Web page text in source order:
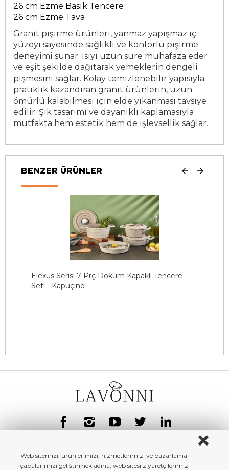
26 cm Ezme Basık Tencere
26 cm Ezme Tava
Granit pişirme ürünleri, yanmaz yapışmaz iç
yüzeyi sayesinde sağlıklı ve konforlu pişirme
deneyimi sunar. Isıyı uzun süre muhafaza eder
ve eşit şekilde dağıtarak yemeklerin dengeli
pişmesini sağlar. Kolay temizlenebilir yapısıyla
pratiklik kazandıran granit ürünlerin, uzun
ömürlü kalabilmesi için elde yıkanması tavsiye
edilir. Şık tasarımı ve dayanıklı kaplamasıyla
mutfakta hem estetik hem de işlevsellik sağlar.
BENZER ÜRÜNLER
Elexus Serisi 7 Prç Döküm Kapaklı Tencere
Seti - Kapuçino
Web sitemizi, ürünlerimizi, hizmetlerimizi ve pazarlama
çabalarımızı geliştirmek adına, web sitesi ziyaretçilerimiz